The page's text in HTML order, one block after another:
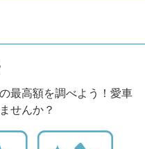
最高額を調べよう！愛車
せんか？